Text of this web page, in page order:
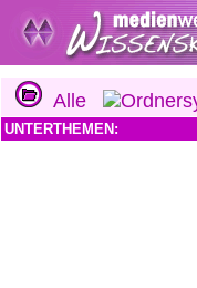
Alle
UNTERTHEMEN: